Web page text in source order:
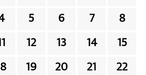
5 6 7 8
12 13 14 15
19 20 21 22